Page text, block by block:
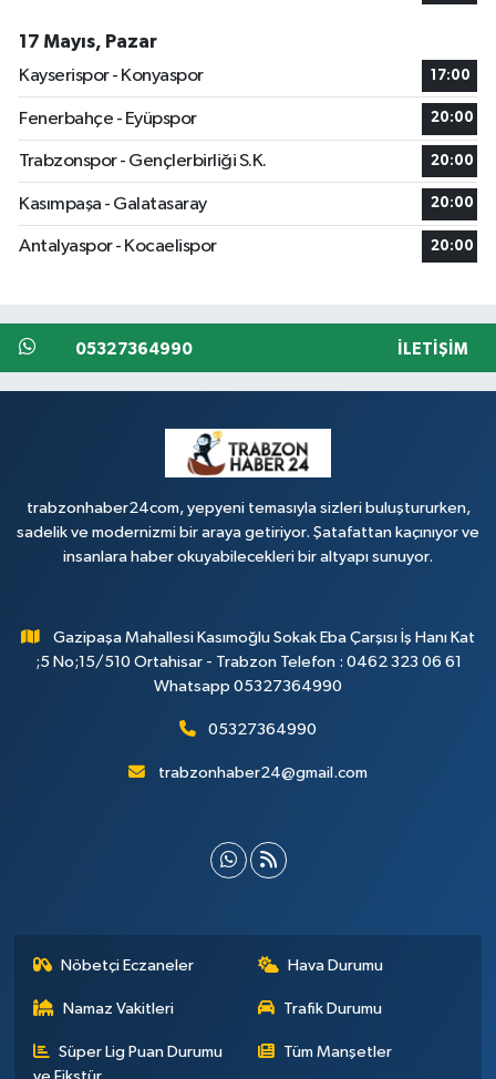
17 Mayıs, Pazar
Kayserispor - Konyaspor
17:00
Fenerbahçe - Eyüpspor 20:00
Trabzonspor - Gençlerbirliği S.K. 20:00
Kasımpaşa - Galatasaray 20:00
Antalyaspor - Kocaelispor 20:00
05327364990 İLETIŞIM
trabzonhaber24com, yepyeni temasıyla sizleri buluştururken,
sadelik ve modernizmi bir araya getiriyor. Şatafattan kaçınıyor ve
insanlara haber okuyabilecekleri bir altyapı sunuyor.
Gazipaşa Mahallesi Kasımoğlu Sokak Eba Çarşısı İş Hanı Kat
;5 No;15/510 Ortahisar - Trabzon Telefon : 0462 323 06 61
Whatsapp 05327364990
05327364990
trabzonhaber24@gmail.com
Nöbetçi Eczaneler Hava Durumu
Namaz Vakitleri Trafik Durumu
Süper Lig Puan Durumu
Tüm Manşetler